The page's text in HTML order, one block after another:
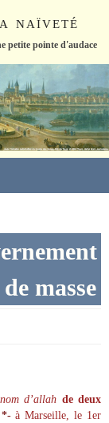
naïveté
petite pointe d'audace
masse
d’allah de deux
*- à Marseille, le 1er